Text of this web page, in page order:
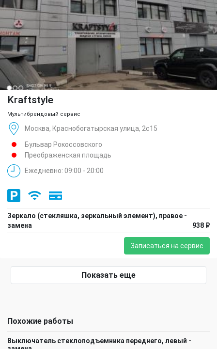
Kraftstyle
Мультибрендовый сервис
Москва, Краснобогатырская улица, 2с15
Бульвар Рокоссовского
Преображенская площадь
Ежедневно: 09:00 - 20:00
Зеркало (стекляшка, зеркальный элемент), правое -
замена
938 ₽
Записаться на сервис
Показать еще
Похожие работы
Выключатель стеклоподъемника переднего, левый -